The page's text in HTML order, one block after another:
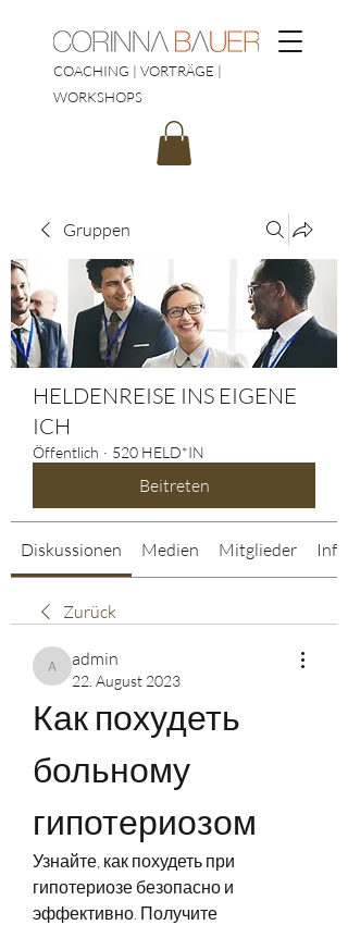
COACHING | VORTRÄGE |
WORKSHOPS
Gruppen
HELDENREISE INS EIGENE
ICH
Öffentlich · 520 HELD*IN
Beitreten
Diskussionen Medien Mitglieder Info
Zurück
admin
admin
22. August 2023
Как похудеть
больному
гипотериозом
Узнайте, как похудеть при
гипотериозе безопасно и
эффективно. Получите